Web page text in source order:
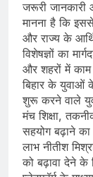
जरूरी जानकारी
मानना है कि
और राज्य के
विशेषज्ञों का
और शहरों में काम
बिहार के युवाओं
शुरू करने वाले
मंच शिक्षा,
सहयोग बढ़ाने का
लाभ नीतीश
को बढ़ावा देने के